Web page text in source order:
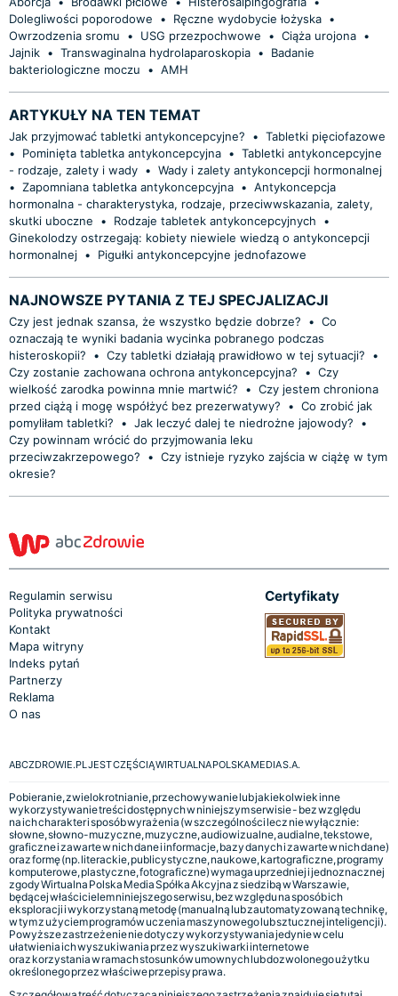
Dolegliwości poporodowe
• Ręczne wydobycie łożyska •
Owrzodzenia sromu
• USG przezpochwowe • Ciąża urojona •
Jajnik • Transwaginalna hydrolaparoskopia •
Badanie
bakteriologiczne moczu
• AMH
ARTYKUŁY NA TEN TEMAT
Jak przyjmować tabletki antykoncepcyjne? • Tabletki pięciofazowe
•
Pominięta tabletka antykoncepcyjna • Tabletki antykoncepcyjne
- rodzaje, zalety i wady • Wady i zalety antykoncepcji hormonalnej
• Zapomniana tabletka antykoncepcyjna • Antykoncepcja
hormonalna - charakterystyka, rodzaje, przeciwwskazania, zalety,
skutki uboczne
• Rodzaje tabletek antykoncepcyjnych
•
Ginekolodzy ostrzegają: kobiety niewiele wiedzą o antykoncepcji
hormonalnej • Pigułki antykoncepcyjne jednofazowe
NAJNOWSZE PYTANIA Z TEJ SPECJALIZACJI
Czy jest jednak szansa, że wszystko będzie dobrze? • Co
oznaczają te wyniki badania wycinka pobranego podczas
histeroskopii?
• Czy tabletki działają prawidłowo w tej sytuacji?
•
Czy zostanie zachowana ochrona antykoncepcyjna?
• Czy
wielkość zarodka powinna mnie martwić?
• Czy jestem chroniona
przed ciążą i mogę współżyć bez prezerwatywy?
• Co zrobić jak
pomyliłam tabletki?
• Jak leczyć dalej te niedrożne jajowody?
•
Czy powinnam wrócić do przyjmowania leku
przeciwzakrzepowego?
• Czy istnieje ryzyko zajścia w ciążę w tym
okresie?
Regulamin serwisu
Polityka prywatności
Kontakt
Mapa witryny
Indeks pytań
Partnerzy
Reklama
O nas
Certyfikaty
ABCZDROWIE.PL JEST CZĘŚCIĄ WIRTUALNA POLSKA MEDIA S.A.
Pobieranie, zwielokrotnianie, przechowywanie lub jakiekolwiek inne
wykorzystywanie treści dostępnych w niniejszym serwisie - bez względu
na ich charakter i sposób wyrażenia (w szczególności lecz nie wyłącznie:
słowne, słowno-muzyczne, muzyczne, audiowizualne, audialne, tekstowe,
graficzne i zawarte w nich dane i informacje, bazy danych i zawarte w nich dane)
oraz formę (np. literackie, publicystyczne, naukowe, kartograficzne, programy
komputerowe, plastyczne, fotograficzne) wymaga uprzedniej i jednoznacznej
zgody Wirtualna Polska Media Spółka Akcyjna z siedzibą w Warszawie,
będącej właścicielem niniejszego serwisu, bez względu na sposób ich
eksploracji i wykorzystaną metodę (manualną lub zautomatyzowaną technikę,
w tym z użyciem programów uczenia maszynowego lub sztucznej inteligencji).
Powyższe zastrzeżenie nie dotyczy wykorzystywania jedynie w celu
ułatwienia ich wyszukiwania przez wyszukiwarki internetowe
oraz korzystania w ramach stosunków umownych lub dozwolonego użytku
określonego przez właściwe przepisy prawa.